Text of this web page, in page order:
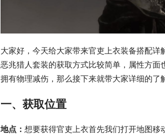
大家好，今天给大家带来官吏上衣装备搭配详
恶兆猎人套装的获取方式比较简单，属性方
拥有物理减伤，那么接下来就带大家详细的了
一、获取位置
地点： 想要获得官吏上衣首先我们打开地图移